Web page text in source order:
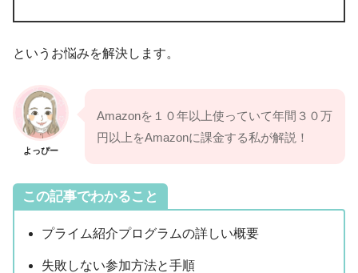
というお悩みを解決します。
よっぴー
Amazonを１０年以上使っていて年間３０万
円以上をAmazonに課金する私が解説！
この記事でわかること
プライム紹介プログラムの詳しい概要
失敗しない参加方法と手順